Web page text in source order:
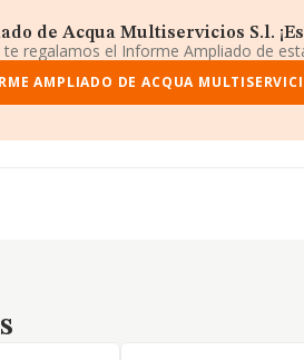
de Acqua Multiservicios S.l.
regalamos el Informe Ampliado de
AMPLIADO DE ACQUA